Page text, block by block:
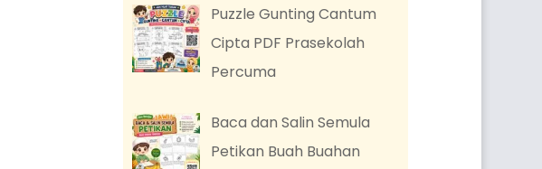
Puzzle Gunting Cantum
Cipta PDF Prasekolah
Percuma
Baca dan Salin Semula
Petikan Buah Buahan